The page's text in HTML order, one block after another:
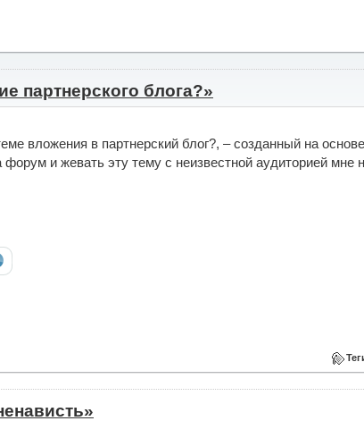
партнерского блога?»
вложения в партнерский блог?, – созданный на
и жевать эту тему с неизвестной аудиторией мне